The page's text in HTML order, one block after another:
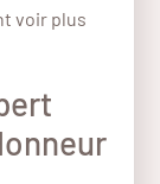
voir plus